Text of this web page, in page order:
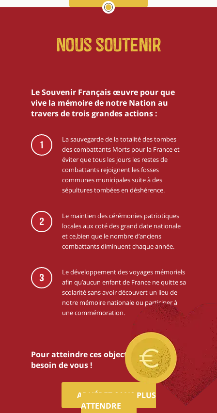
Nous soutenir
Le Souvenir Français œuvre pour que
vive la mémoire de notre Nation au
travers de trois grandes actions :
1
La sauvegarde de la totalité des tombes
des combattants Morts pour la France et
éviter que tous les jours les restes de
combattants rejoignent les fosses
communes municipales suite à des
sépultures tombées en déshérence.
2
Le maintien des cérémonies patriotiques
locales aux coté des grand date nationale
et ce,bien que le nombre d’anciens
combattants diminuent chaque année.
3
Le développement des voyages mémoriels
afin qu’aucun enfant de France ne quitte sa
scolarité sans avoir découvert un lieu de
notre mémoire nationale ou participer à
une commémoration.
Pour atteindre ces objectifs,nous avons
besoin de vous !
ADHÉREZ SANS PLUS
ATTENDRE